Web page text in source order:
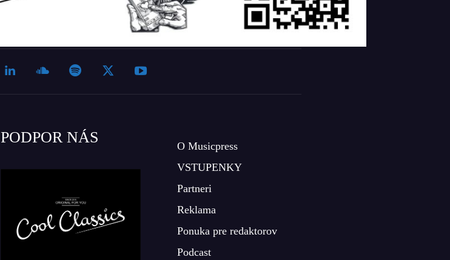
PODPOR NÁS
O Musicpress
VSTUPENKY
Partneri
Reklama
Ponuka pre redaktorov
Podcast